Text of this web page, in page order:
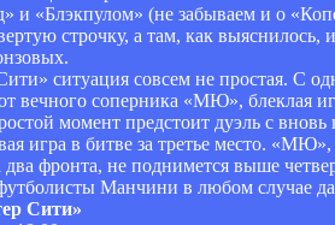
и «Блэкпулом» (не забываем и о
строчку, а там, как
ситуация совсем не простая. С
вечного соперника «МЮ», блеклая
момент предстоит дуэль с
игра в битве за третье место.
фронта, не поднимется выше
Манчини в любом случае
Сити»